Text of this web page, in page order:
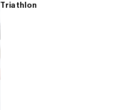
Triathlon